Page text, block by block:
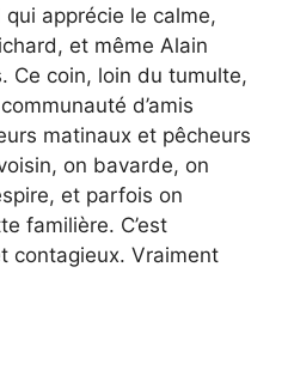
apprécie le calme,
et même Alain
Ce coin, loin du tumulte,
d’amis
matinaux et pêcheurs
on bavarde, on
et parfois on
familière. C’est
contagieux. Vraiment